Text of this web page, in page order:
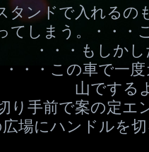
タンドで入れるの
てしまう。・・・
・・・もしか
・・・この車で一
山でする
り手前で案の定エ
場にハンドルを